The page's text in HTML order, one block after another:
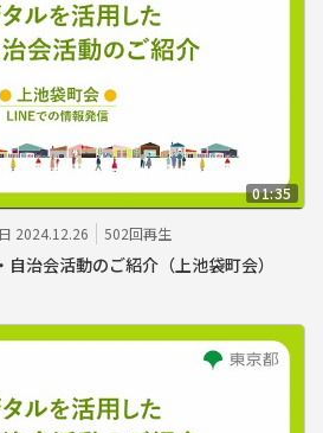
01:35
2024.12.26 502回再生
治会活動のご紹介（上池袋町会）